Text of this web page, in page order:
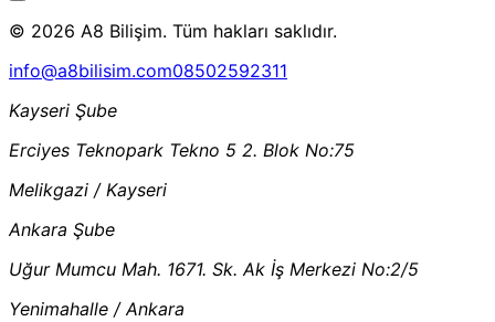
© 2026 A8 Bilişim. Tüm hakları saklıdır.
info@a8bilisim.com08502592311
Kayseri Şube
Erciyes Teknopark Tekno 5 2. Blok No:75
Melikgazi / Kayseri
Ankara Şube
Uğur Mumcu Mah. 1671. Sk. Ak İş Merkezi No:2/5
Yenimahalle / Ankara